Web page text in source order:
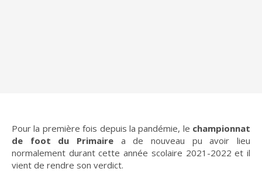
Pour la première fois depuis la pandémie, le championnat
de foot du Primaire a de nouveau pu avoir lieu
normalement durant cette année scolaire 2021-2022 et il
vient de rendre son verdict.